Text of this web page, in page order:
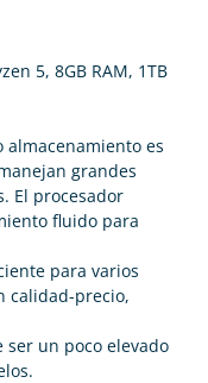
5, 8GB RAM, 1TB
almacenamiento es
grandes
El procesador
fluido para
para varios
calidad-precio,
ser un poco elevado